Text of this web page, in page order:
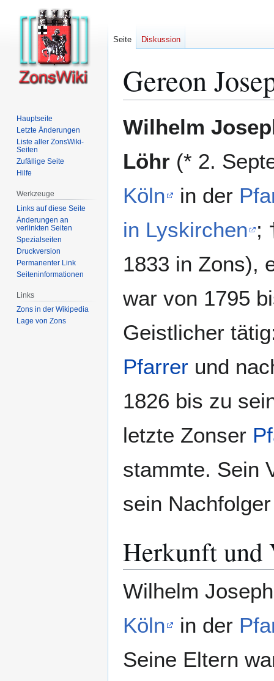
Gereon
Navigation
Suche
Wilhelm
Löhr (* 2.
Köln
in der
in Lyskirchen ;
1833 in Zons),
war von 1795
Geistlicher
Pfarrer und
1826 bis zu
letzte Zonser
stammte. Sein
sein
Herkunft und
Wilhelm
Köln
in der
Seine Eltern
Seite Diskussion
Hauptseite
Letzte Änderungen
Liste aller ZonsWiki-
Seiten
Zufällige Seite
Hilfe
Werkzeuge
Links auf diese Seite
Änderungen an
verlinkten Seiten
Spezialseiten
Druckversion
Permanenter Link
Seiten­­informationen
Links
Zons in der Wikipedia
Lage von Zons